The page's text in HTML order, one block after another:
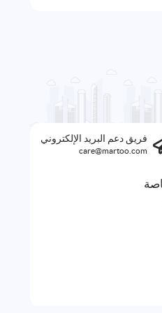
فريق دعم البريد الإلكتروني
care@martoo.com